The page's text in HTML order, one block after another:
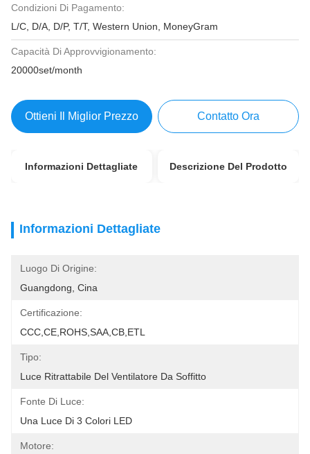
Condizioni Di Pagamento:
L/C, D/A, D/P, T/T, Western Union, MoneyGram
Capacità Di Approvvigionamento:
20000set/month
Ottieni Il Miglior Prezzo Contatto Ora
Informazioni Dettagliate Descrizione Del Prodotto
Informazioni Dettagliate
Luogo Di Origine:
Guangdong, Cina
Certificazione:
CCC,CE,ROHS,SAA,CB,ETL
Tipo:
Luce Ritrattabile Del Ventilatore Da Soffitto
Fonte Di Luce:
Una Luce Di 3 Colori LED
Motore: